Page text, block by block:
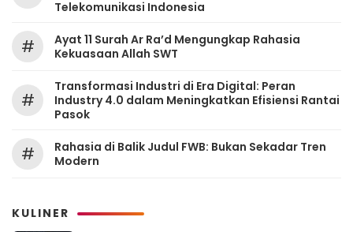
Telekomunikasi Indonesia
#
Ayat 11 Surah Ar Ra’d Mengungkap Rahasia
Kekuasaan Allah SWT
#
Transformasi Industri di Era Digital: Peran
Industry 4.0 dalam Meningkatkan Efisiensi Rantai
Pasok
#
Rahasia di Balik Judul FWB: Bukan Sekadar Tren
Modern
KULINER